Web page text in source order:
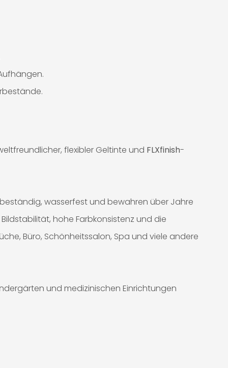
flexibler Geltinte und FLXfinish-
wasserfest und bewahren über Jahre
hohe Farbkonsistenz und die
Büro, Schönheitssalon, Spa und viele andere
und medizinischen Einrichtungen